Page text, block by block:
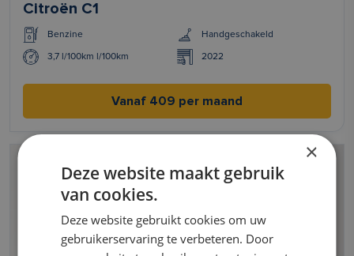
Citroën C1
Benzine Handgeschakeld
3,7 l/100km l/100km 2022
Vanaf 409 per maand
×
Deze website maakt gebruik
van cookies.
Deze website gebruikt cookies om uw
gebruikerservaring te verbeteren. Door